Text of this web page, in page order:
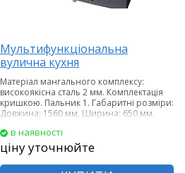
Мультифункціональна
вулична кухня
Матеріал мангального комплексу:
високоякісна сталь 2 мм. Комплектація
кришкою. Пальник 1. Габаритні розміри:
Довжина: 1560 мм, Ширина: 650 мм.
в наявності
ціну уточнюйте